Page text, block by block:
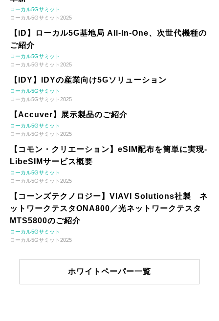
ローカル5Gサミット
ローカル5Gサミット2025
【iD】ローカル5G基地局 All-In-One、次世代機種の
ご紹介
ローカル5Gサミット
ローカル5Gサミット2025
【IDY】IDYの産業向け5Gソリューション
ローカル5Gサミット
ローカル5Gサミット2025
【Accuver】展示製品のご紹介
ローカル5Gサミット
ローカル5Gサミット2025
【コモン・クリエーション】eSIM配布を簡単に実現-
LibeSIMサービス概要
ローカル5Gサミット
ローカル5Gサミット2025
【コーンズテクノロジー】VIAVI Solutions社製 ネ
ットワークテスタONA800／光ネットワークテスタ
MTS5800のご紹介
ローカル5Gサミット
ローカル5Gサミット2025
ホワイトペーパー一覧